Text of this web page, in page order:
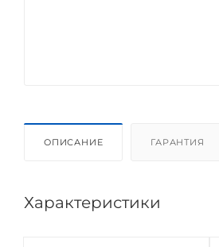
ОПИСАНИЕ ГАРАНТИЯ
Характеристики